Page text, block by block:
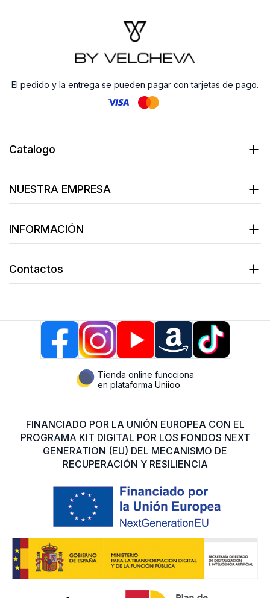
El pedido y la entrega se pueden pagar con tarjetas de pago.
Catalogo
NUESTRA EMPRESA
INFORMACIÓN
Contactos
Tienda online funcciona
en plataforma Uniioo
FINANCIADO POR LA UNIÓN EUROPEA CON EL
PROGRAMA KIT DIGITAL POR LOS FONDOS NEXT
GENERATION (EU) DEL MECANISMO DE
RECUPERACIÓN Y RESILIENCIA